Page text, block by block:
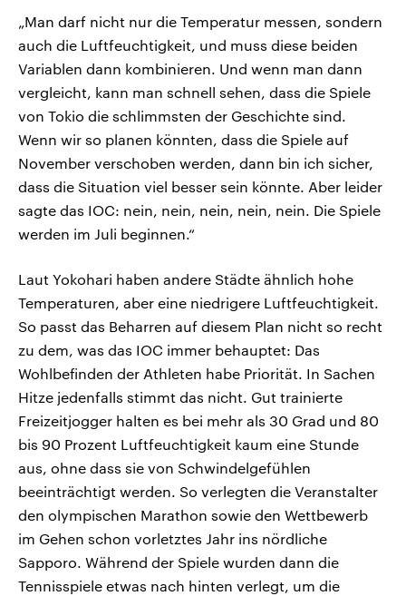
„Man darf nicht nur die Temperatur messen, sondern
auch die Luftfeuchtigkeit, und muss diese beiden
Variablen dann kombinieren. Und wenn man dann
vergleicht, kann man schnell sehen, dass die Spiele
von Tokio die schlimmsten der Geschichte sind.
Wenn wir so planen könnten, dass die Spiele auf
November verschoben werden, dann bin ich sicher,
dass die Situation viel besser sein könnte. Aber leider
sagte das IOC: nein, nein, nein, nein, nein. Die Spiele
werden im Juli beginnen.“
Laut Yokohari haben andere Städte ähnlich hohe
Temperaturen, aber eine niedrigere Luftfeuchtigkeit.
So passt das Beharren auf diesem Plan nicht so recht
zu dem, was das IOC immer behauptet: Das
Wohlbefinden der Athleten habe Priorität. In Sachen
Hitze jedenfalls stimmt das nicht. Gut trainierte
Freizeitjogger halten es bei mehr als 30 Grad und 80
bis 90 Prozent Luftfeuchtigkeit kaum eine Stunde
aus, ohne dass sie von Schwindelgefühlen
beeinträchtigt werden. So verlegten die Veranstalter
den olympischen Marathon sowie den Wettbewerb
im Gehen schon vorletztes Jahr ins nördliche
Sapporo. Während der Spiele wurden dann die
Tennisspiele etwas nach hinten verlegt, um die